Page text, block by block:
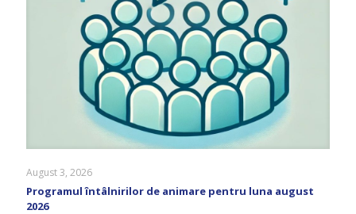
August 3, 2026
Programul întâlnirilor de animare pentru luna august
2026